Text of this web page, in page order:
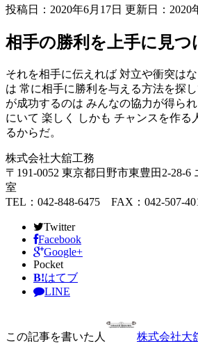
投稿日：2020年6月17日 更新日： 2020
相手の勝利を上手に見つ
それを相手に伝えれば 対立や衝突は
は 常に相手に勝利を与える方法を探
が成功するのは みんなの協力が得ら
にいて 楽しく しかも チャンスを作る
るからだ。
株式会社大舘工務
〒191-0052 東京都日野市東豊田2-28-6
室
TEL：042-848-6475 FAX：042-507-
Twitter
Facebook
Google+
Pocket
B!はてブ
LINE
この記事を書いた人 株式会社大